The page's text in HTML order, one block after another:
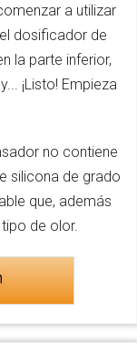
a utilizar
dosificador de
la parte inferior,
¡Listo! Empieza
no contiene
silicona de grado
que, además
de olor.